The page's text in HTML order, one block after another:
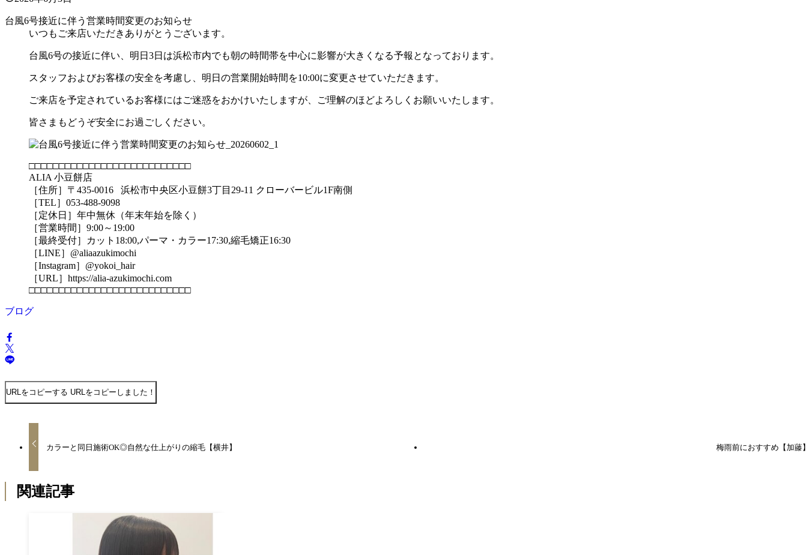
台風6号接近に伴う営業時間変更のお知らせ
いつもご来店いただきありがとうございます。
台風6号の接近に伴い、明日3日は浜松市内でも朝の時間帯を中心に影響が大きくなる予報となっております。
スタッフおよびお客様の安全を考慮し、明日の営業開始時間を10:00に変更させていただきます。
ご来店を予定されているお客様にはご迷惑をおかけいたしますが、ご理解のほどよろしくお願いいたします。
皆さまもどうぞ安全にお過ごしください。
□□□□□□□□□□□□□□□□□□□□□□□□□□□
ALIA 小豆餅店
［住所］〒435-0016 浜松市中央区小豆餅3丁目29-11 クローバービル1F南側
［TEL］053-488-9098
［定休日］年中無休（年末年始を除く）
［営業時間］9:00～19:00
［最終受付］カット18:00,パーマ・カラー17:30,縮毛矯正16:30
［LINE］@aliaazukimochi
［Instagram］@yokoi_hair
［URL］https://alia-azukimochi.com
□□□□□□□□□□□□□□□□□□□□□□□□□□□
ブログ
URLをコピーする URLをコピーしました！
カラーと同日施術OK◎自然な仕上がりの縮毛【横井】 梅雨前におすすめ【加藤
関連記事